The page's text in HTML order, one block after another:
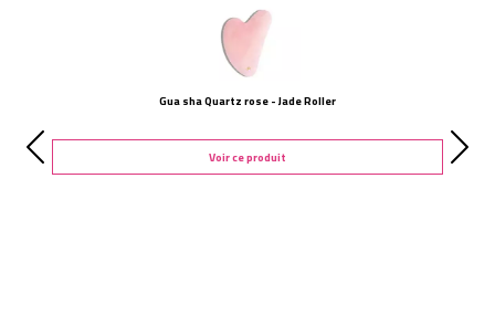
Gua sha Quartz rose - Jade Roller
Voir ce produit